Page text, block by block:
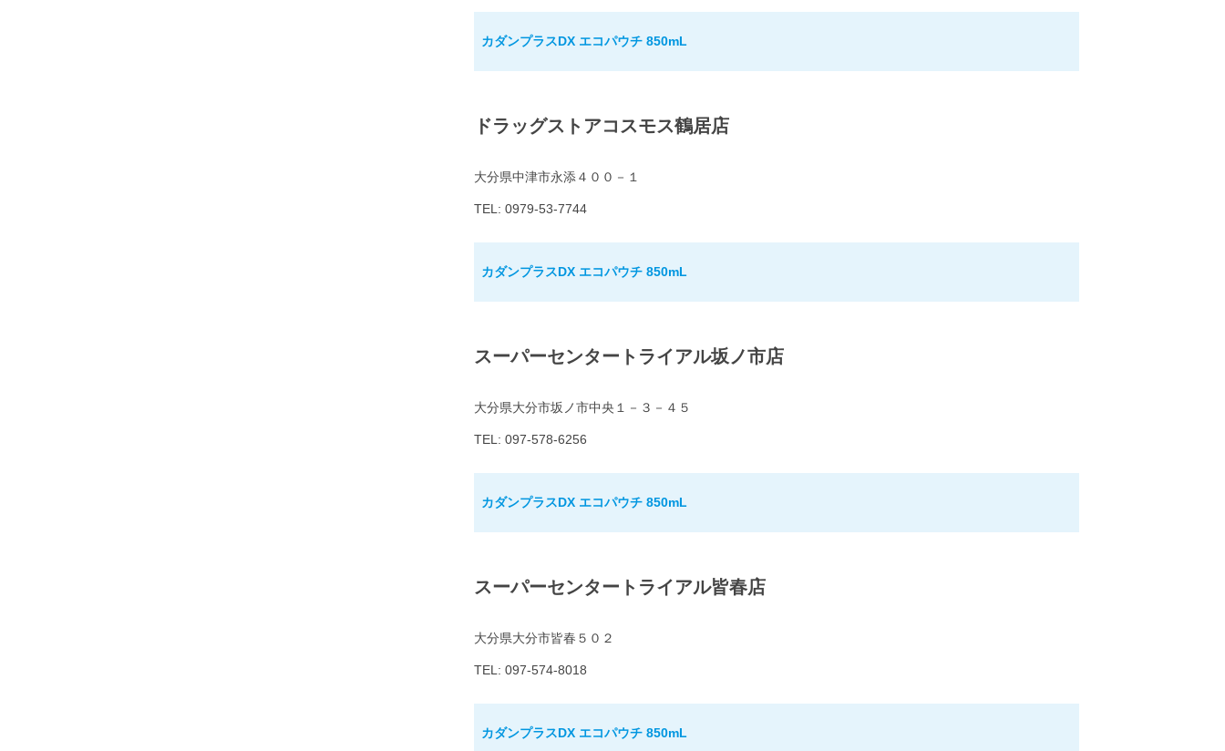
カダンプラスDX エコパウチ 850mL
ドラッグストアコスモス鶴居店
大分県中津市永添４００－１
TEL: 0979-53-7744
カダンプラスDX エコパウチ 850mL
スーパーセンタートライアル坂ノ市店
大分県大分市坂ノ市中央１－３－４５
TEL: 097-578-6256
カダンプラスDX エコパウチ 850mL
スーパーセンタートライアル皆春店
大分県大分市皆春５０２
TEL: 097-574-8018
カダンプラスDX エコパウチ 850mL